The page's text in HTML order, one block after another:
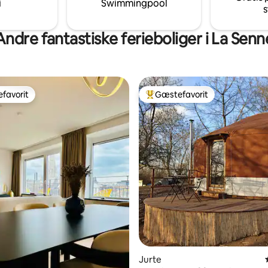
Mons -70 minutter fra
Swimmingpool
fantastiske ferieboliger i La
Bedste gæstefavorit
Gæstefavorit
Jurte